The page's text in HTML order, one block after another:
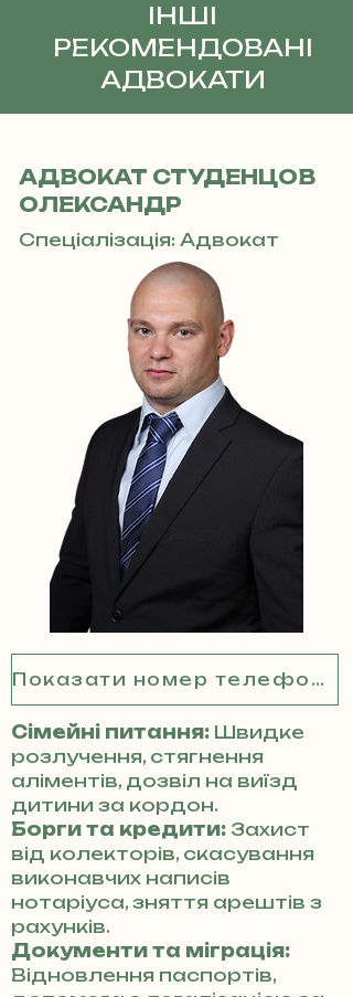
ІНШІ
РЕКОМЕНДОВАНІ
АДВОКАТИ
АДВОКАТ СТУДЕНЦОВ
ОЛЕКСАНДР
Спеціалізація: Адвокат
Показати номер телефону
Сімейні питання: Швидке
розлучення, стягнення
аліментів, дозвіл на виїзд
дитини за кордон.
Борги та кредити: Захист
від колекторів, скасування
виконавчих написів
нотаріуса, зняття арештів з
рахунків.
Документи та міграція:
Відновлення паспортів,